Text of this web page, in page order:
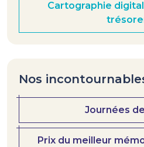
Cartographie
Nos
Journées
Prix du meilleur